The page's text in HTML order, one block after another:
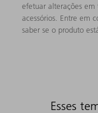
efetuar alterações
acessórios. Entre em
saber se o produto
Esses